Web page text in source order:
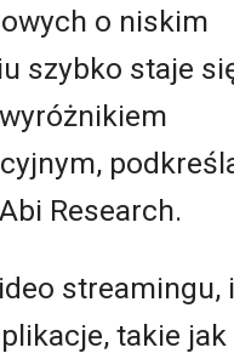
o niskim
szybko staje
Research.
streamingu,
takie jak